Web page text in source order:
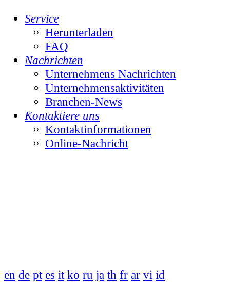
Service
Herunterladen
FAQ
Nachrichten
Unternehmens Nachrichten
Unternehmensaktivitäten
Branchen-News
Kontaktiere uns
Kontaktinformationen
Online-Nachricht
en de pt es it ko ru ja th fr ar vi id